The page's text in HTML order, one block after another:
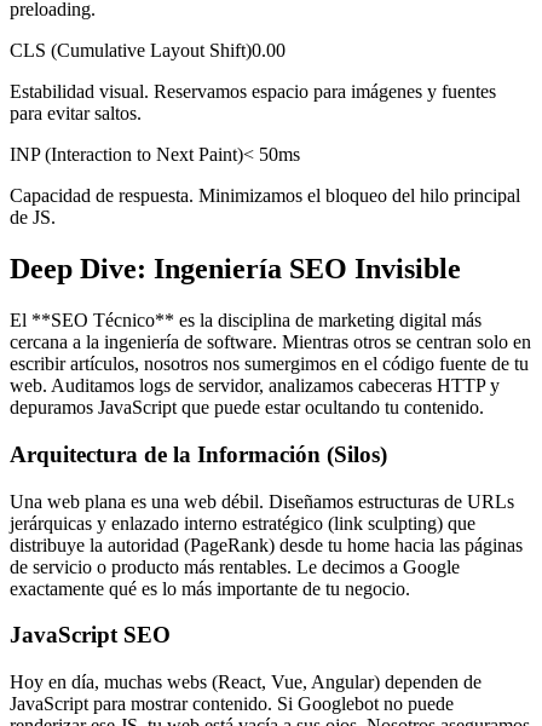
preloading.
CLS (Cumulative Layout Shift)0.00
Estabilidad visual. Reservamos espacio para imágenes y fuentes
para evitar saltos.
INP (Interaction to Next Paint)< 50ms
Capacidad de respuesta. Minimizamos el bloqueo del hilo principal
de JS.
Deep Dive: Ingeniería SEO Invisible
El **SEO Técnico** es la disciplina de marketing digital más
cercana a la ingeniería de software. Mientras otros se centran solo en
escribir artículos, nosotros nos sumergimos en el código fuente de tu
web. Auditamos logs de servidor, analizamos cabeceras HTTP y
depuramos JavaScript que puede estar ocultando tu contenido.
Arquitectura de la Información (Silos)
Una web plana es una web débil. Diseñamos estructuras de URLs
jerárquicas y enlazado interno estratégico (link sculpting) que
distribuye la autoridad (PageRank) desde tu home hacia las páginas
de servicio o producto más rentables. Le decimos a Google
exactamente qué es lo más importante de tu negocio.
JavaScript SEO
Hoy en día, muchas webs (React, Vue, Angular) dependen de
JavaScript para mostrar contenido. Si Googlebot no puede